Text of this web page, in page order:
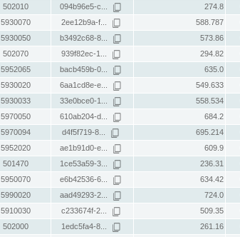
502010 094b96e5-c... 274.8
5930070 2ee12b9a-f... 588.787
5930050 b3492c68-8... 573.86
502070 939f82ec-1... 294.82
5952065 bacb459b-0... 635.0
5930020 6aa1cd8e-e... 549.633
5930033 33e0bce0-1... 558.534
5970050 610ab204-d... 684.2
5970094 d4f5f719-8... 695.214
5952020 ae1b91d0-e... 609.9
501470 1ce53a59-3... 236.31
5950070 e6b42536-6... 634.42
5990020 aad49293-2... 724.0
5910030 c233674f-2... 509.35
502000 1edc5fa4-8... 261.16